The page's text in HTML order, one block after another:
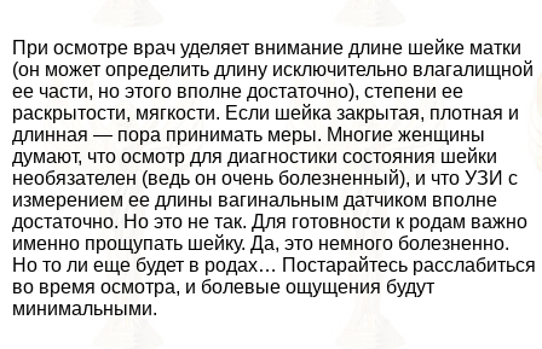
При осмотре врач уделяет внимание длине шейке матки
(он может определить длину исключительно влагалищной
ее части, но этого вполне достаточно), степени ее
раскрытости, мягкости. Если шейка закрытая, плотная и
длинная — пора принимать меры. Многие женщины
думают, что осмотр для диагностики состояния шейки
необязателен (ведь он очень болезненный), и что УЗИ с
измерением ее длины вaгинальным датчиком вполне
достаточно. Но это не так. Для готовности к родам важно
именно прощупать шейку. Да, это немного болезненно.
Но то ли еще будет в родах… Постарайтесь расслабиться
во время осмотра, и болевые ощущения будут
минимальными.